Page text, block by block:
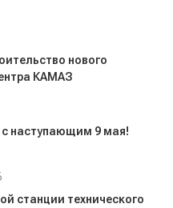
нового
КАМАЗ
наступающим 9 мая!
станции технического